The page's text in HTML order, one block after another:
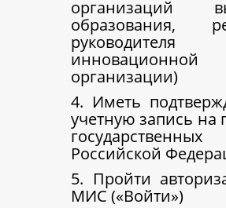
организаций
образования,
руководителя
инновационной
организации)
4. Иметь
учетную запись на
Российской
5. Пройти
МИС («Войти»)